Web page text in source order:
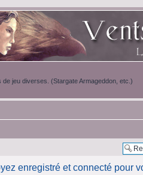
jeu diverses. (Stargate Armageddon, etc.)
enregistré et connecté pour